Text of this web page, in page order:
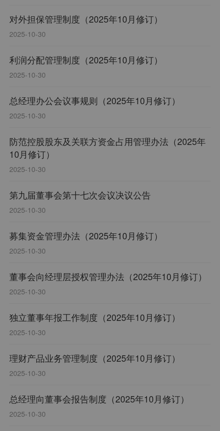
对外担保管理制度（2025年10月修订）
2025-10-30
利润分配管理制度（2025年10月修订）
2025-10-30
总经理办公会议事规则（2025年10月修订）
2025-10-30
防范控股股东及关联方资金占用管理办法（2025年
10月修订）
2025-10-30
第九届董事会第十七次会议决议公告
2025-10-30
募集资金管理办法（2025年10月修订）
2025-10-30
董事会向经理层授权管理办法（2025年10月修订）
2025-10-30
独立董事年报工作制度（2025年10月修订）
2025-10-30
理财产品业务管理制度（2025年10月修订）
2025-10-30
总经理向董事会报告制度（2025年10月修订）
2025-10-30